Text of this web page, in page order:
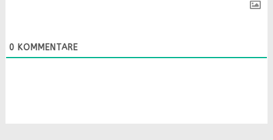
0 KOMMENTARE